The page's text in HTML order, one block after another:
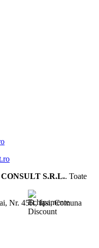
S.R.L.. Toate
Nr. 45R,Iasi,Comuna